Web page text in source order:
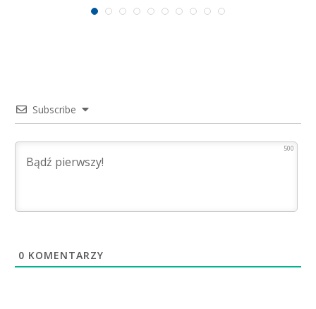
Subscribe
500
0 KOMENTARZY